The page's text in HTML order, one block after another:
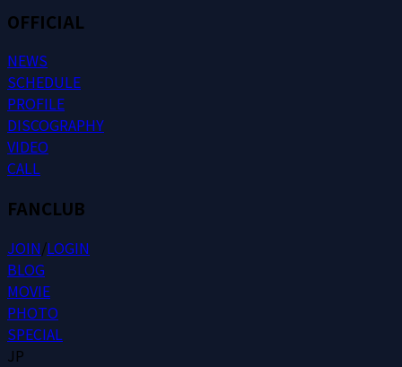
OFFICIAL
NEWS
SCHEDULE
PROFILE
DISCOGRAPHY
VIDEO
CALL
FANCLUB
JOIN/LOGIN
BLOG
MOVIE
PHOTO
SPECIAL
JP